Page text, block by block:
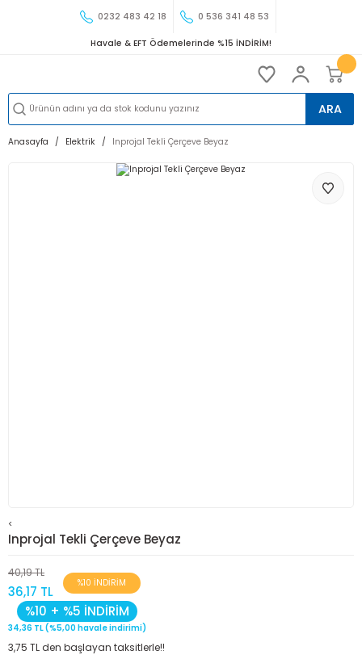
0232 483 42 18 0 536 341 48 53
Havale & EFT Ödemelerinde %15 İNDİRİM!
ARA
Anasayfa Elektrik Inprojal Tekli Çerçeve Beyaz
<
Inprojal Tekli Çerçeve Beyaz
40,19 TL
36,17 TL
%10 İNDİRİM
%10 + %5 İNDİRİM
34,36 TL (%5,00 havale indirimi)
3,75 TL den başlayan taksitlerle!!